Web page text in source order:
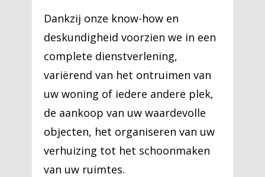
Dankzij onze know-how en
deskundigheid voorzien we in een
complete dienstverlening,
variërend van het ontruimen van
uw woning of iedere andere plek,
de aankoop van uw waardevolle
objecten, het organiseren van uw
verhuizing tot het schoonmaken
van uw ruimtes.